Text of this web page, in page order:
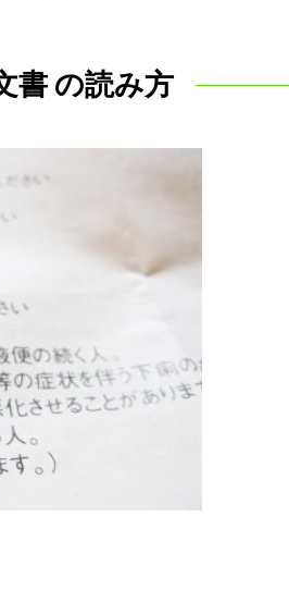
:Ⅰ-① 添付文書 の読み方